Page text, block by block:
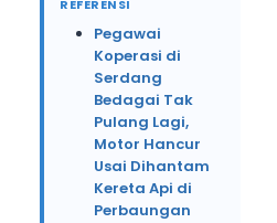
REFERENSI
Pegawai
Koperasi di
Serdang
Bedagai Tak
Pulang Lagi,
Motor Hancur
Usai Dihantam
Kereta Api di
Perbaungan